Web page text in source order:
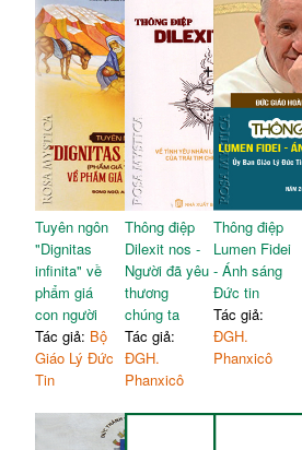
Tuyên ngôn
"Dignitas
infinita" về
phẩm giá
con người
Tác giả: Bộ
Giáo Lý Đức
Tin
Thông điệp
Dilexit nos -
Người đã yêu
thương
chúng ta
Tác giả:
ĐGH.
Phanxicô
Thông điệp
Lumen Fidei
- Ánh sáng
Đức tin
Tác giả:
ĐGH.
Phanxicô